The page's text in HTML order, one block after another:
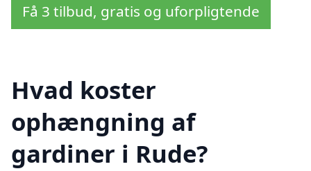
Få 3 tilbud, gratis og uforpligtende
Hvad koster
ophængning af
gardiner i Rude?